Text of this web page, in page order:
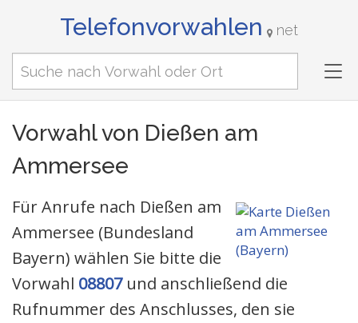
Telefonvorwahlen net
Vorwahl von Dießen am
Ammersee
Für Anrufe nach Dießen am
Ammersee (Bundesland
Bayern) wählen Sie bitte die
Vorwahl 08807und anschließend die
Rufnummer des Anschlusses, den sie